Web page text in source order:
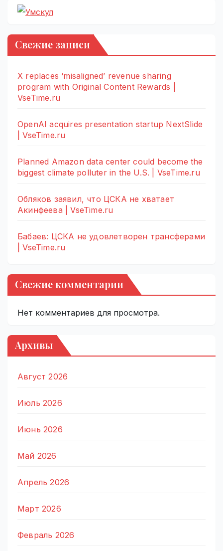
Свежие записи
X replaces ‘misaligned’ revenue sharing
program with Original Content Rewards |
VseTime.ru
OpenAI acquires presentation startup NextSlide
| VseTime.ru
Planned Amazon data center could become the
biggest climate polluter in the U.S. | VseTime.ru
Обляков заявил, что ЦСКА не хватает
Акинфеева | VseTime.ru
Бабаев: ЦСКА не удовлетворен трансферами
| VseTime.ru
Свежие комментарии
Нет комментариев для просмотра.
Архивы
Август 2026
Июль 2026
Июнь 2026
Май 2026
Апрель 2026
Март 2026
Февраль 2026